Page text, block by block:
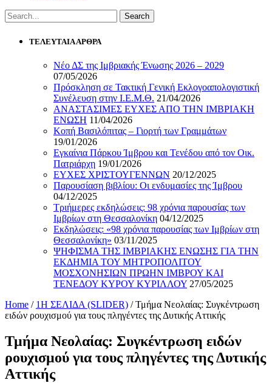
ΤΕΛΕΥΤΑΙΑ ΑΡΘΡΑ
Νέο ΔΣ της Ιμβριακής Ένωσης 2026 – 2029
07/05/2026
Πρόσκληση σε Τακτική Γενική Εκλογοαπολογιστική
Συνέλευση στην Ι.Ε.Μ.Θ. 21/04/2026
ΑΝΑΣΤΑΣΙΜΕΣ ΕΥΧΕΣ ΑΠΟ ΤΗΝ ΙΜΒΡΙΑΚΗ
ΕΝΩΣΗ 11/04/2026
Κοπή Βασιλόπιτας – Γιορτή των Γραμμάτων
19/01/2026
Εγκαίνια Πάρκου Ίμβρου και Τενέδου από τον Οικ.
Πατριάρχη 19/01/2026
ΕΥΧΕΣ ΧΡΙΣΤΟΥΓΕΝΝΩΝ 20/12/2025
Παρουσίαση βιβλίου: Οι ενδυμασίες της Ίμβρου
04/12/2025
Τριήμερες εκδηλώσεις: 98 χρόνια παρουσίας των
Ιμβρίων στη Θεσσαλονίκη 04/12/2025
Εκδηλώσεις: «98 χρόνια παρουσίας των Ιμβρίων στη
Θεσσαλονίκη» 03/11/2025
ΨΗΦΙΣΜΑ ΤΗΣ ΙΜΒΡΙΑΚΗΣ ΕΝΩΣΗΣ ΓΙΑ ΤΗΝ
ΕΚΔΗΜΙΑ ΤΟΥ ΜΗΤΡΟΠΟΛΙΤΟΥ
ΜΟΣΧΟΝΗΣΙΩΝ ΠΡΩΗΝ ΙΜΒΡΟΥ ΚΑΙ
ΤΕΝΕΔΟΥ ΚΥΡΟΥ ΚΥΡΙΛΛΟΥ 27/05/2025
Home / 1Η ΣΕΛΙΔΑ (SLIDER) /Τμήμα Νεολαίας: Συγκέντρωση
ειδών ρουχισμού για τους πληγέντες της Δυτικής Αττικής
Τμήμα Νεολαίας: Συγκέντρωση ειδών
ρουχισμού για τους πληγέντες της Δυτικής
Αττικής